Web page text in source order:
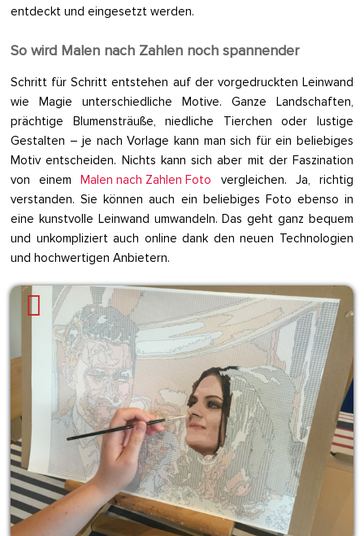
entdeckt und eingesetzt werden.
So wird Malen nach Zahlen noch spannender
Schritt für Schritt entstehen auf der vorgedruckten Leinwand
wie Magie unterschiedliche Motive. Ganze Landschaften,
prächtige Blumensträuße, niedliche Tierchen oder lustige
Gestalten – je nach Vorlage kann man sich für ein beliebiges
Motiv entscheiden. Nichts kann sich aber mit der Faszination
von einemMalen nach Zahlen Foto vergleichen. Ja, richtig
verstanden. Sie können auch ein beliebiges Foto ebenso in
eine kunstvolle Leinwand umwandeln. Das geht ganz bequem
und unkompliziert auch online dank den neuen Technologien
und hochwertigen Anbietern.